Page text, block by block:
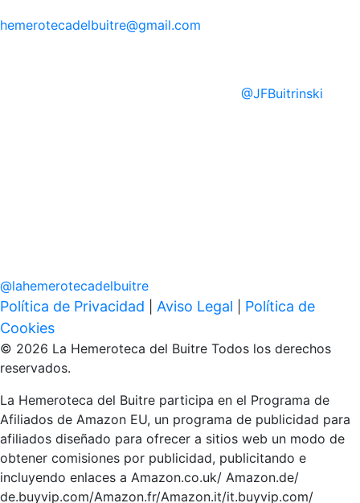
hemerotecadelbuitre@gmail.com
@JFBuitrinski
@lahemerotecadelbuitre
Política de Privacidad Aviso Legal
Política de
Cookies
© 2026 La Hemeroteca del Buitre Todos los derechos
reservados.
La Hemeroteca del Buitre participa en el Programa de
Afiliados de Amazon EU, un programa de publicidad para
afiliados diseñado para ofrecer a sitios web un modo de
obtener comisiones por publicidad, publicitando e
incluyendo enlaces a Amazon.co.uk/ Amazon.de/
de.buyvip.com/Amazon.fr/Amazon.it/it.buyvip.com/